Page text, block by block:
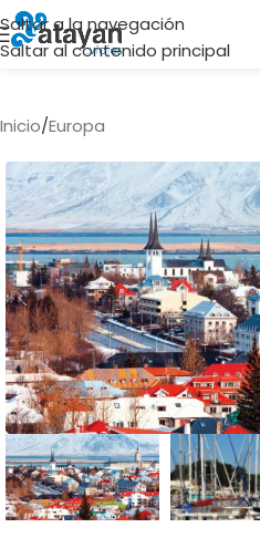
Saltar a la navegación
Saltar al contenido principal
Inicio/Europa